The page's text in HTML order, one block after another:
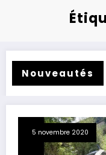
Nouveautés
Essai
5 novembre 2020